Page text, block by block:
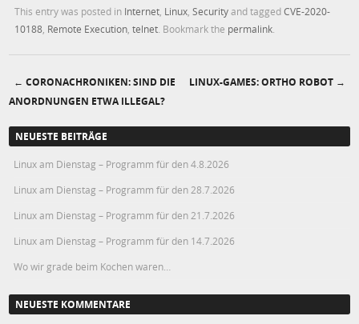
This entry was posted in Internet, Linux,Securityand taggedCVE-2020-
10188, Remote Execution,telnet. Bookmark the permalink.
Post navigation
← CORONACHRONIKEN: SIND DIE
ANORDNUNGEN ETWA ILLEGAL?
LINUX-GAMES: ORTHO ROBOT →
NEUESTE BEITRÄGE
Linux am Dienstag – Programm für den 4.8.2026
Linux am Dienstag – Programm für den 28.7.2026
Linux am Dienstag – Programm für den 21.7.2026
Linux am Dienstag – Programm für den 14.7.2026
Wo wir grade beim Kochen waren…
NEUESTE KOMMENTARE